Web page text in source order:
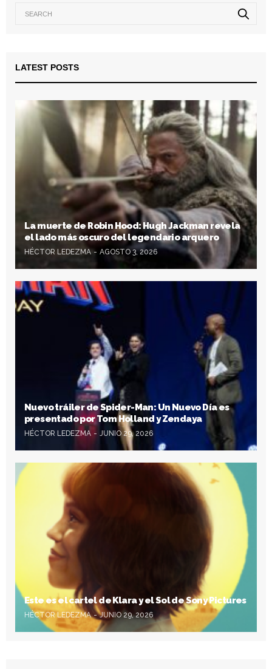
LATEST POSTS
La muerte de Robin Hood: Hugh Jackman revela
el lado más oscuro del legendario arquero
HÉCTOR LEDEZMA AGOSTO 3, 2026
Nuevo tráiler de Spider-Man: Un Nuevo Día es
presentado por Tom Holland y Zendaya
HÉCTOR LEDEZMA JUNIO 29, 2026
Este es el cartel de Klara y el Sol de Sony Pictures
HÉCTOR LEDEZMA JUNIO 29, 2026